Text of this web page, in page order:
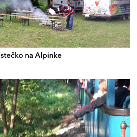
na Alpinke